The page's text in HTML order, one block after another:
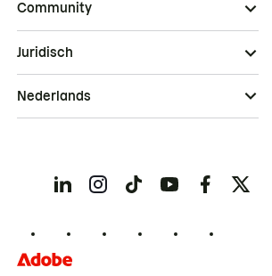
Community
Juridisch
Nederlands